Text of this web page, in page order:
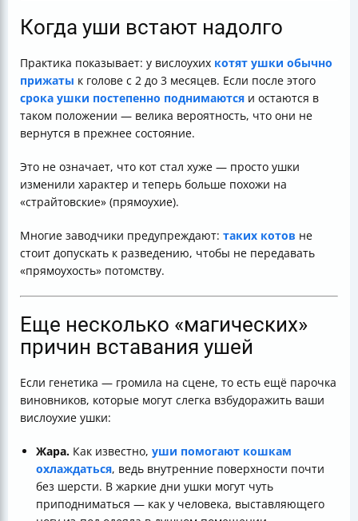
Когда уши встают надолго
Практика показывает: у вислоухих котят ушки обычно
прижаты к голове с 2 до 3 месяцев. Если после этого
срока ушки постепенно поднимаются и остаются в
таком положении — велика вероятность, что они не
вернутся в прежнее состояние.
Это не означает, что кот стал хуже — просто ушки
изменили характер и теперь больше похожи на
«страйтовские» (прямоухие).
Многие заводчики предупреждают: таких котов не
стоит допускать к разведению, чтобы не передавать
«прямоухость» потомству.
Еще несколько «магических»
причин вставания ушей
Если генетика — громила на сцене, то есть ещё парочка
виновников, которые могут слегка взбудоражить ваши
вислоухие ушки:
Жара. Как известно, уши помогают кошкам
охлаждаться, ведь внутренние поверхности почти
без шерсти. В жаркие дни ушки могут чуть
приподниматься — как у человека, выставляющего